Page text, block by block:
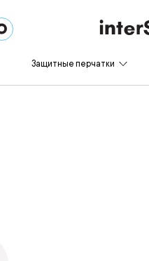
Защитные перчатки